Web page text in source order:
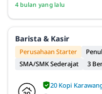
4 bulan yang lalu
Barista & Kasir
Perusahaan Starter
SMA/SMK Sederajat
3
20 Kopi